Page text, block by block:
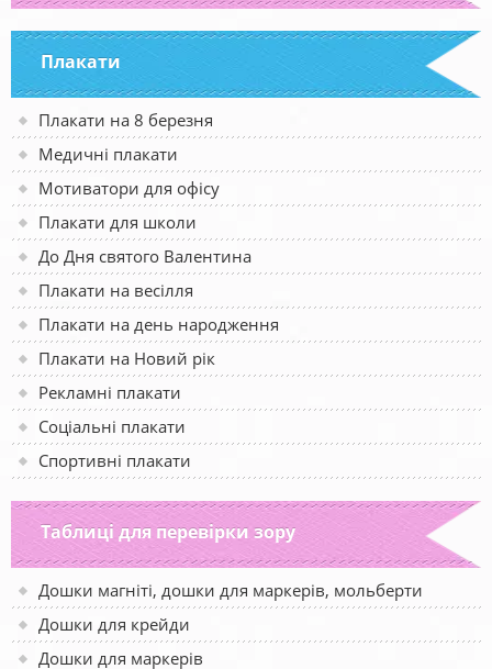
Плакати
Плакати на 8 березня
Медичні плакати
Мотиватори для офісу
Плакати для школи
До Дня святого Валентина
Плакати на весілля
Плакати на день народження
Плакати на Новий рік
Рекламні плакати
Соціальні плакати
Спортивні плакати
Таблиці для перевірки зору
Дошки магніті, дошки для маркерів, мольберти
Дошки для крейди
Дошки для маркерів